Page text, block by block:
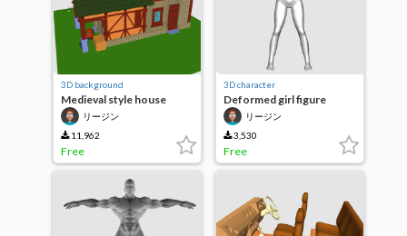
3D background
Medieval style house
(medieval building series)
リージン
11,962
Free
3D character
Deformed girl figure
リージン
3,530
Free